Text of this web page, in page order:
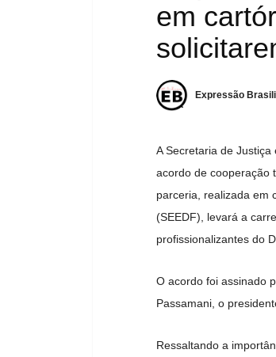
em
Expressão
A Secretaria de
acordo de cooperação
parceria, realizada em
(SEEDF), levará a
profissionalizantes do
O acordo foi assinado
Passamani, o
Ressaltando a